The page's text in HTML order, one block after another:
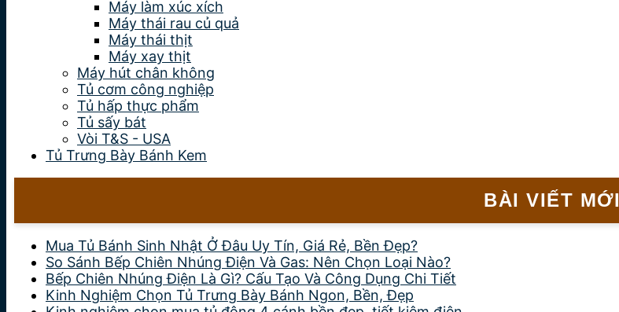
Máy làm xúc xích
Máy thái rau củ quả
Máy thái thịt
Máy xay thịt
Máy hút chân không
Tủ cơm công nghiệp
Tủ hấp thực phẩm
Tủ sấy bát
Vòi T&S - USA
Tủ Trưng Bày Bánh Kem
BÀI VIẾT MỚI
Mua Tủ Bánh Sinh Nhật Ở Đâu Uy Tín, Giá Rẻ, Bền Đẹp?
So Sánh Bếp Chiên Nhúng Điện Và Gas: Nên Chọn Loại Nào?
Bếp Chiên Nhúng Điện Là Gì? Cấu Tạo Và Công Dụng Chi Tiết
Kinh Nghiệm Chọn Tủ Trưng Bày Bánh Ngon, Bền, Đẹp